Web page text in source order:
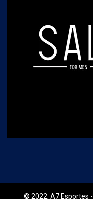
© 2022, A7 Esportes